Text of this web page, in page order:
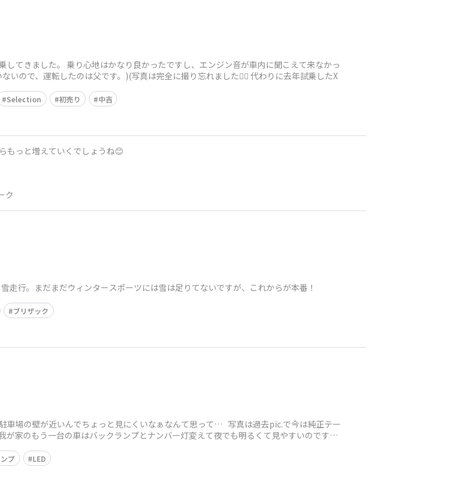
してきました。 乗り心地はかなり良かったですし、エンジン音が車内に聞こえて来なかっ
いので、運転したのは父です。)(写真は完全に撮り忘れました🙇‍♂️ 代わりに去年試乗したX
Selection 初売り 中吉
もっと増えていくでしょうね😊
ク
走行。まだまだウィンタースポーツには雪は足りてないですが、これからが本番！
ブリザック
車場の壁が近いんでちょっと見にくいなぁなんて思って… 写真は過去pic.で今は純正テー
が家のもう一台の車はバックランプとナンバー灯変えて夜でも明るくて見やすいのです！
プ LED